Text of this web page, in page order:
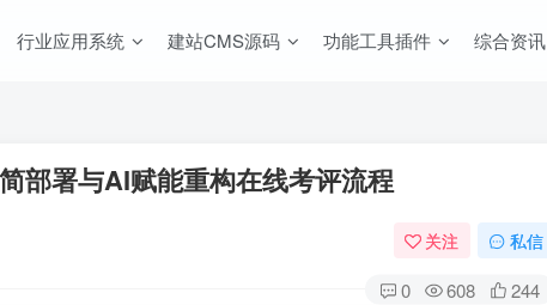
行业应用系统 建站CMS源码 功能工具插件 综合资讯
部署与AI赋能重构在线考评流程
关注 私信
0 608 244